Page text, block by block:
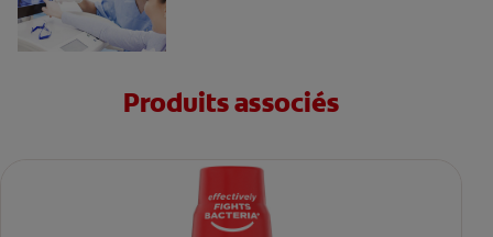
Produits associés